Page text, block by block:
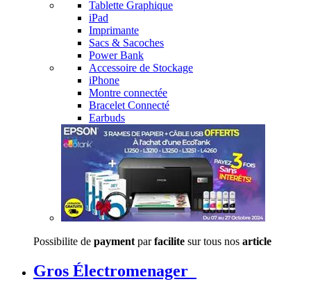
Tablette Graphique
iPad
Imprimante
Sacs & Sacoches
Power Bank
Accessoire de Stockage
iPhone
Montre connectée
Bracelet Connecté
Earbuds
Possibilite de payment parfacilite sur tous nos article
Gros Électromenager